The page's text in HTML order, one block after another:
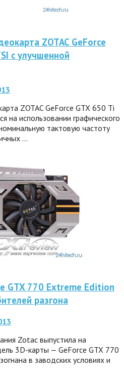
ZOTAC GeForce
с улучшенной
ZOTAC GeForce GTX 650 Ti
на использовании графического
тактовую частоту
…
GTX 770 Extreme Edition
разгона
Zotac выпустила на
3D-карты — GeForce GTX 770
в заводских условиях и